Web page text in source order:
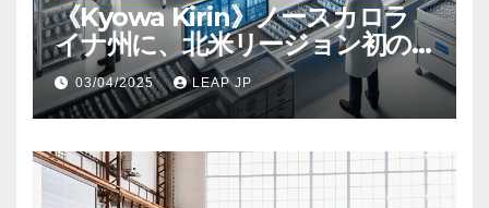
《Kyowa Kirin》ノースカロラ
イナ州に、北米リージョン初の
工場建設を決定
03/04/2025 LEAP JP